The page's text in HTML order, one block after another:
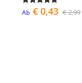
Ab € 0,43 € 2,99